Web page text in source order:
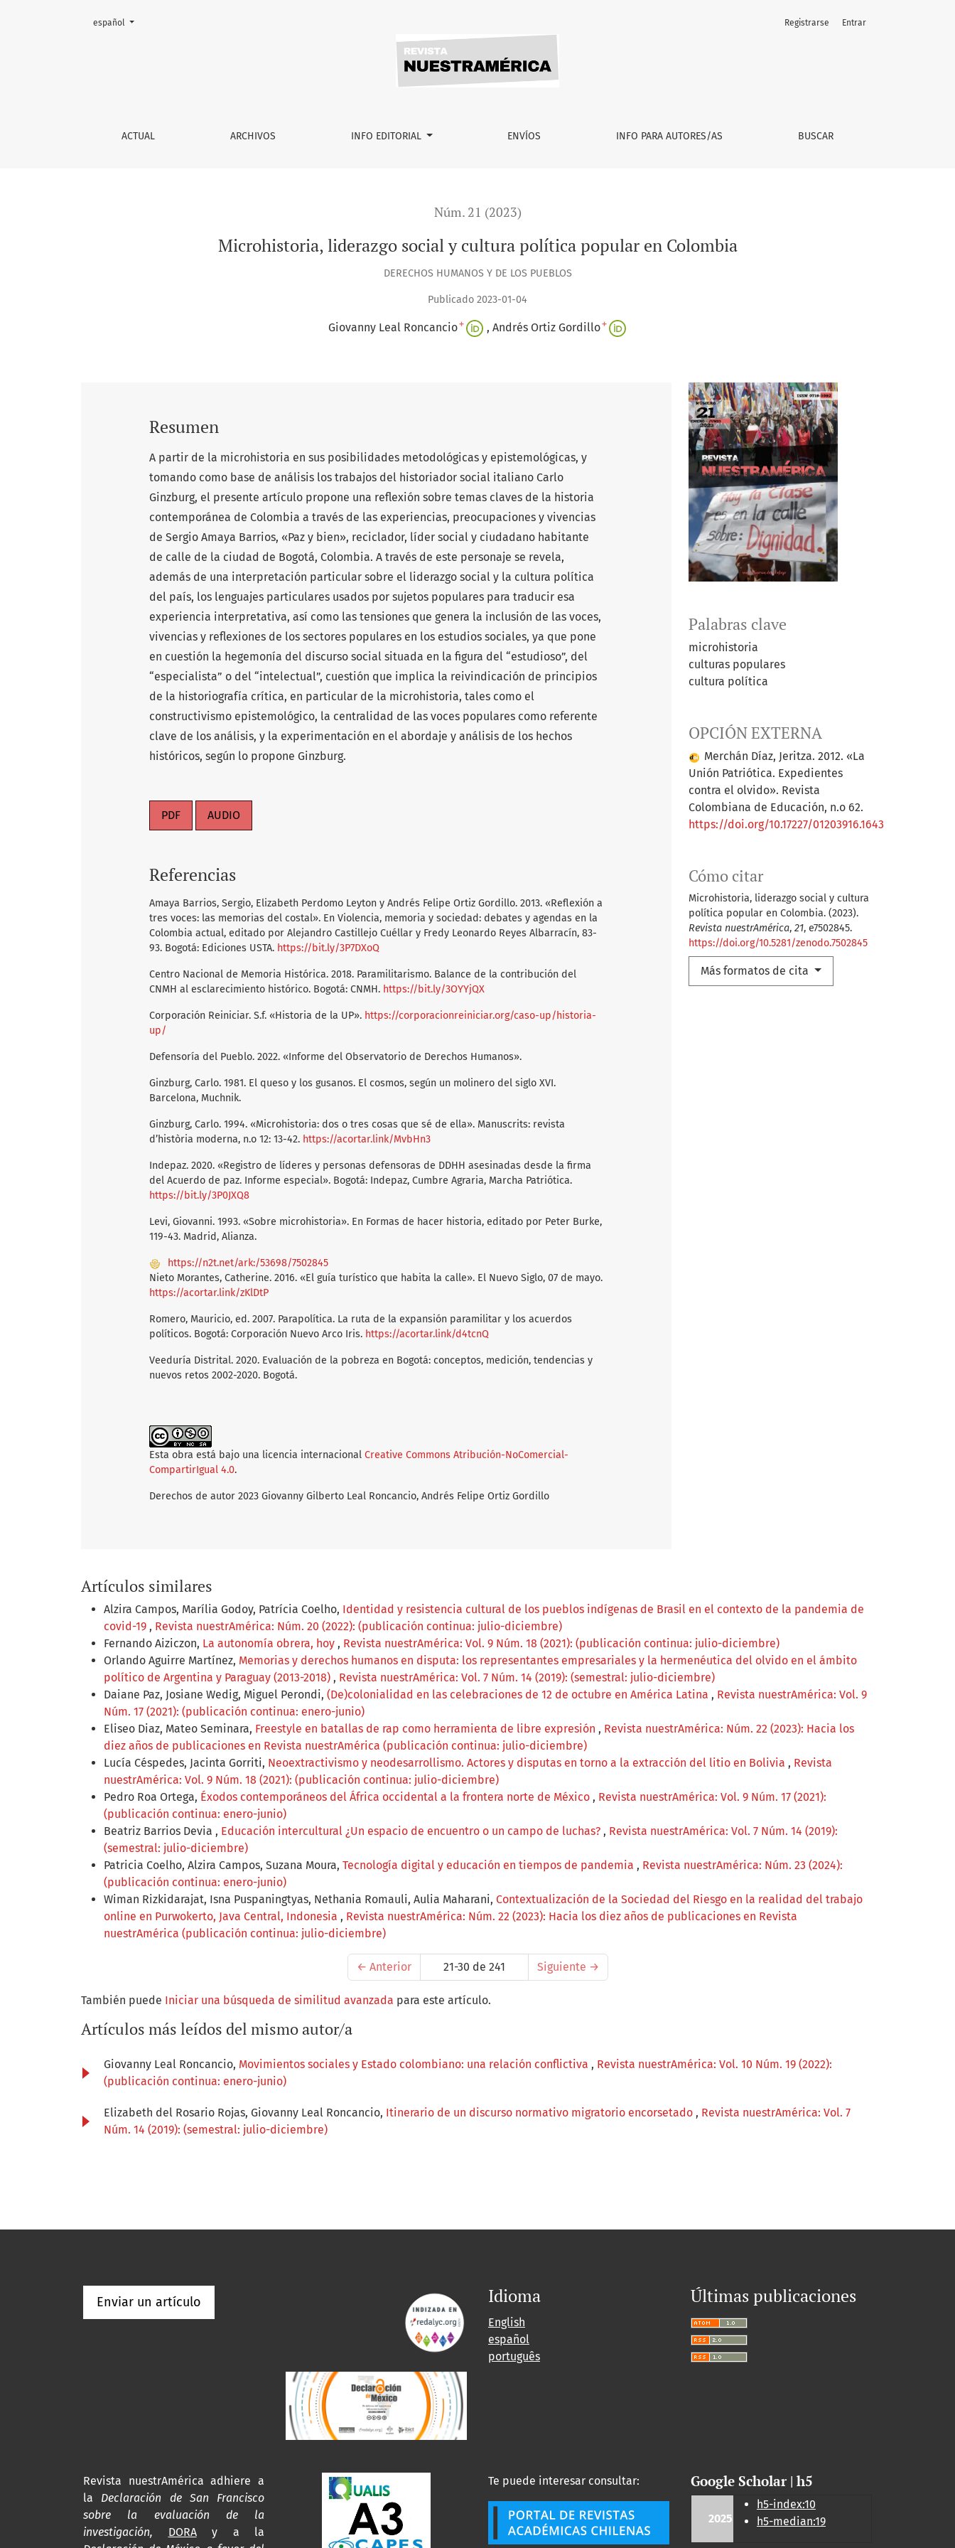
Microhistoria, liderazgo social y cultura política popular en Colombia
ACTUAL ARCHIVOS INFO EDITORIAL ENVÍOS INFO PARA AUTORES/AS BUSCAR
Registrarse Entrar
Cambiar el idioma. El actual es:
español
Núm. 21 (2023)
Microhistoria, liderazgo social y cultura política popular en Colombia
DERECHOS HUMANOS Y DE LOS PUEBLOS
Publicado 2023-01-04
Giovanny Leal Roncancio+ Andrés Ortiz Gordillo+
Palabras clave
microhistoria
culturas populares
cultura política
OPCIÓN EXTERNA
Merchán Díaz, Jeritza. 2012. «La
Unión Patriótica. Expedientes
contra el olvido». Revista
Colombiana de Educación, n.o 62.
https://doi.org/10.17227/01203916.1643
Cómo citar
Microhistoria, liderazgo social y cultura
política popular en Colombia. (2023).
Revista nuestrAmérica, 21, e7502845.
https://doi.org/10.5281/zenodo.7502845
Más formatos de cita
Resumen
A partir de la microhistoria en sus posibilidades metodológicas y epistemológicas, y
tomando como base de análisis los trabajos del historiador social italiano Carlo
Ginzburg, el presente artículo propone una reflexión sobre temas claves de la historia
contemporánea de Colombia a través de las experiencias, preocupaciones y vivencias
de Sergio Amaya Barrios, «Paz y bien», reciclador, líder social y ciudadano habitante
de calle de la ciudad de Bogotá, Colombia. A través de este personaje se revela,
además de una interpretación particular sobre el liderazgo social y la cultura política
del país, los lenguajes particulares usados por sujetos populares para traducir esa
experiencia interpretativa, así como las tensiones que genera la inclusión de las voces,
vivencias y reflexiones de los sectores populares en los estudios sociales, ya que pone
en cuestión la hegemonía del discurso social situada en la figura del “estudioso”, del
“especialista” o del “intelectual”, cuestión que implica la reivindicación de principios
de la historiografía crítica, en particular de la microhistoria, tales como el
constructivismo epistemológico, la centralidad de las voces populares como referente
clave de los análisis, y la experimentación en el abordaje y análisis de los hechos
históricos, según lo propone Ginzburg.
PDF AUDIO
Referencias
Amaya Barrios, Sergio, Elizabeth Perdomo Leyton y Andrés Felipe Ortiz Gordillo. 2013. «Reflexión a
tres voces: las memorias del costal». En Violencia, memoria y sociedad: debates y agendas en la
Colombia actual, editado por Alejandro Castillejo Cuéllar y Fredy Leonardo Reyes Albarracín, 83-
93. Bogotá: Ediciones USTA. https://bit.ly/3P7DXoQ
Centro Nacional de Memoria Histórica. 2018. Paramilitarismo. Balance de la contribución del
CNMH al esclarecimiento histórico. Bogotá: CNMH. https://bit.ly/3OYYjQX
Corporación Reiniciar. S.f. «Historia de la UP». https://corporacionreiniciar.org/caso-up/historia-
up/
Defensoría del Pueblo. 2022. «Informe del Observatorio de Derechos Humanos».
Ginzburg, Carlo. 1981. El queso y los gusanos. El cosmos, según un molinero del siglo XVI.
Barcelona, Muchnik.
Ginzburg, Carlo. 1994. «Microhistoria: dos o tres cosas que sé de ella». Manuscrits: revista
d’història moderna, n.o 12: 13-42. https://acortar.link/MvbHn3
Indepaz. 2020. «Registro de líderes y personas defensoras de DDHH asesinadas desde la firma
del Acuerdo de paz. Informe especial». Bogotá: Indepaz, Cumbre Agraria, Marcha Patriótica.
https://bit.ly/3P0JXQ8
Levi, Giovanni. 1993. «Sobre microhistoria». En Formas de hacer historia, editado por Peter Burke,
119-43. Madrid, Alianza.
https://n2t.net/ark:/53698/7502845
Nieto Morantes, Catherine. 2016. «El guía turístico que habita la calle». El Nuevo Siglo, 07 de mayo.
https://acortar.link/zKlDtP
Romero, Mauricio, ed. 2007. Parapolítica. La ruta de la expansión paramilitar y los acuerdos
políticos. Bogotá: Corporación Nuevo Arco Iris. https://acortar.link/d4tcnQ
Veeduría Distrital. 2020. Evaluación de la pobreza en Bogotá: conceptos, medición, tendencias y
nuevos retos 2002-2020. Bogotá.
Esta obra está bajo una licencia internacional Creative Commons Atribución-NoComercial-
CompartirIgual 4.0.
Derechos de autor 2023 Giovanny Gilberto Leal Roncancio, Andrés Felipe Ortiz Gordillo
Artículos similares
Alzira Campos, Marília Godoy, Patrícia Coelho, Identidad y resistencia cultural de los pueblos indígenas de Brasil en el contexto de la pandemia de
covid-19 , Revista nuestrAmérica: Núm. 20 (2022): (publicación continua: julio-diciembre)
Fernando Aiziczon, La autonomía obrera, hoy , Revista nuestrAmérica: Vol. 9 Núm. 18 (2021): (publicación continua: julio-diciembre)
Orlando Aguirre Martínez, Memorias y derechos humanos en disputa: los representantes empresariales y la hermenéutica del olvido en el ámbito
político de Argentina y Paraguay (2013-2018) , Revista nuestrAmérica: Vol. 7 Núm. 14 (2019): (semestral: julio-diciembre)
Daiane Paz, Josiane Wedig, Miguel Perondi, (De)colonialidad en las celebraciones de 12 de octubre en América Latina , Revista nuestrAmérica: Vol. 9
Núm. 17 (2021): (publicación continua: enero-junio)
Eliseo Diaz, Mateo Seminara, Freestyle en batallas de rap como herramienta de libre expresión , Revista nuestrAmérica: Núm. 22 (2023): Hacia los
diez años de publicaciones en Revista nuestrAmérica (publicación continua: julio-diciembre)
Lucía Céspedes, Jacinta Gorriti, Neoextractivismo y neodesarrollismo. Actores y disputas en torno a la extracción del litio en Bolivia , Revista
nuestrAmérica: Vol. 9 Núm. 18 (2021): (publicación continua: julio-diciembre)
Pedro Roa Ortega, Éxodos contemporáneos del África occidental a la frontera norte de México , Revista nuestrAmérica: Vol. 9 Núm. 17 (2021):
(publicación continua: enero-junio)
Beatriz Barrios Devia , Educación intercultural ¿Un espacio de encuentro o un campo de luchas? , Revista nuestrAmérica: Vol. 7 Núm. 14 (2019):
(semestral: julio-diciembre)
Patricia Coelho, Alzira Campos, Suzana Moura, Tecnología digital y educación en tiempos de pandemia , Revista nuestrAmérica: Núm. 23 (2024):
(publicación continua: enero-junio)
Wiman Rizkidarajat, Isna Puspaningtyas, Nethania Romauli, Aulia Maharani, Contextualización de la Sociedad del Riesgo en la realidad del trabajo
online en Purwokerto, Java Central, Indonesia , Revista nuestrAmérica: Núm. 22 (2023): Hacia los diez años de publicaciones en Revista
nuestrAmérica (publicación continua: julio-diciembre)
← Anterior 21-30 de 241 Siguiente →
También puede Iniciar una búsqueda de similitud avanzada para este artículo.
Artículos más leídos del mismo autor/a
Giovanny Leal Roncancio, Movimientos sociales y Estado colombiano: una relación conflictiva , Revista nuestrAmérica: Vol. 10 Núm. 19 (2022):
(publicación continua: enero-junio)
Elizabeth del Rosario Rojas, Giovanny Leal Roncancio, Itinerario de un discurso normativo migratorio encorsetado , Revista nuestrAmérica: Vol. 7
Núm. 14 (2019): (semestral: julio-diciembre)
Enviar un artículo Idioma
English
español
português
Últimas publicaciones
Revista nuestrAmérica adhiere a
la Declaración de San Francisco
sobre la evaluación de la
investigación, DORAy a la
Te puede interesar consultar: Google Scholar | h5
2025
h5-index:10
h5-median:19